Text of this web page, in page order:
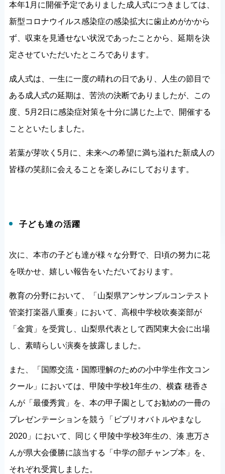
本年1月に開催予定でありました成人式につきましては、
新型コロナウイルス感染症の感染拡大に歯止めがかから
ず、収束を見通せない状況であったことから、延期を決
定させていただいたところであります。
成人式は、一生に一度の晴れの日であり、人生の節目で
ある成人式の延期は、苦渋の決断でありましたが、この
度、5月2日に感染症対策を十分に講じた上で、開催する
ことといたしました。
若葉が芽吹く5月に、未来への希望に満ち溢れた新成人の
皆様の笑顔に会えることを楽しみにしております。
子ども達の活躍
次に、本市の子ども達が様々な分野で、日頃の努力に花
を咲かせ、嬉しい報告をいただいております。
教育の分野において、「山梨県アンサンブルコンテスト
管楽打楽器八重奏」において、高根中学校吹奏楽部が
「金賞」を受賞し、山梨県代表として西関東大会に出場
し、素晴らしい演奏を披露しました。
また、「国際交流・国際理解のための小中学生作文コン
クール」においては、甲陵中学校1年生の、横森 穂香さ
んが「最優秀賞」を、本の甲子園としてお勧めの一冊の
プレゼンテーションを競う「ビブリオバトルやまなし
2020」において、同じく甲陵中学校3年生の、湊 恵万さ
んが県大会優勝に該当する「中学の部チャンプ本」を、
それぞれ受賞しました。